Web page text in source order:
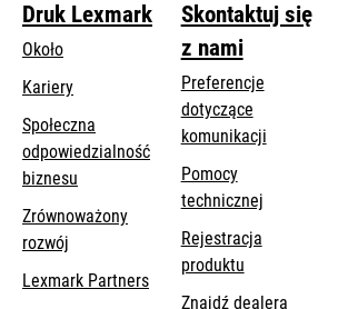
a
new
Druk Lexmark
Około
Kariery
Społeczna
odpowiedzialność
biznesu
a
tab
Zrównoważony
rozwój
Lexmark Partners
Skontaktuj się
z nami
Preferencje
dotyczące
komunikacji
Pomocy
technicznejopens
a
Rejestracja
produktu
Znajdź dealera